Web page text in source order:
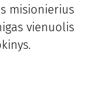
misionierius
vienuolis